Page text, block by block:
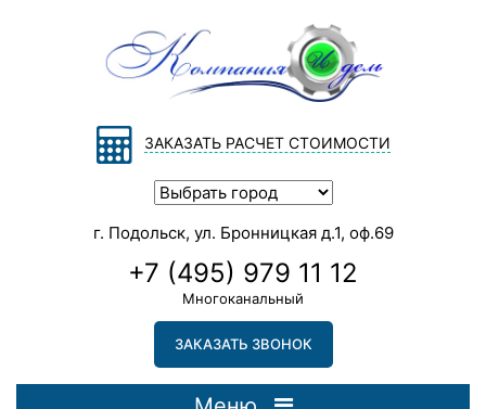
ЗАКАЗАТЬ РАСЧЕТ СТОИМОСТИ
г. Подольск, ул. Бронницкая д.1, оф.69
+7 (495) 979 11 12
Многоканальный
ЗАКАЗАТЬ ЗВОНОК